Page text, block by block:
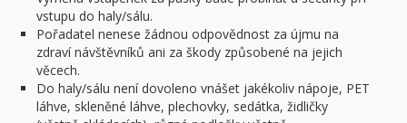
vstupu do haly/sálu.
Pořadatel nenese žádnou odpovědnost za újmu na
zdraví návštěvníků ani za škody způsobené na jejich
věcech.
Do haly/sálu není dovoleno vnášet jakékoliv nápoje, PET
láhve, skleněné láhve, plechovky, sedátka, židličky